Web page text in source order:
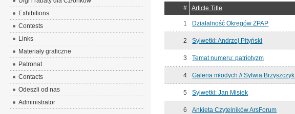
#
Article Title
1 Działalność Okręgów ZPAP
2 Sylwetki: Andrzej Pityński
3 Temat numeru: patriotyzm
4 Galeria młodych // Sylwia Brzyszczyk
5 Sylwetki: Jan Misiek
6 Ankieta Czytelników ArsForum
Exhibitions
Contests
Links
Materiały graficzne
Patronat
Contacts
Odeszli od nas
Administrator